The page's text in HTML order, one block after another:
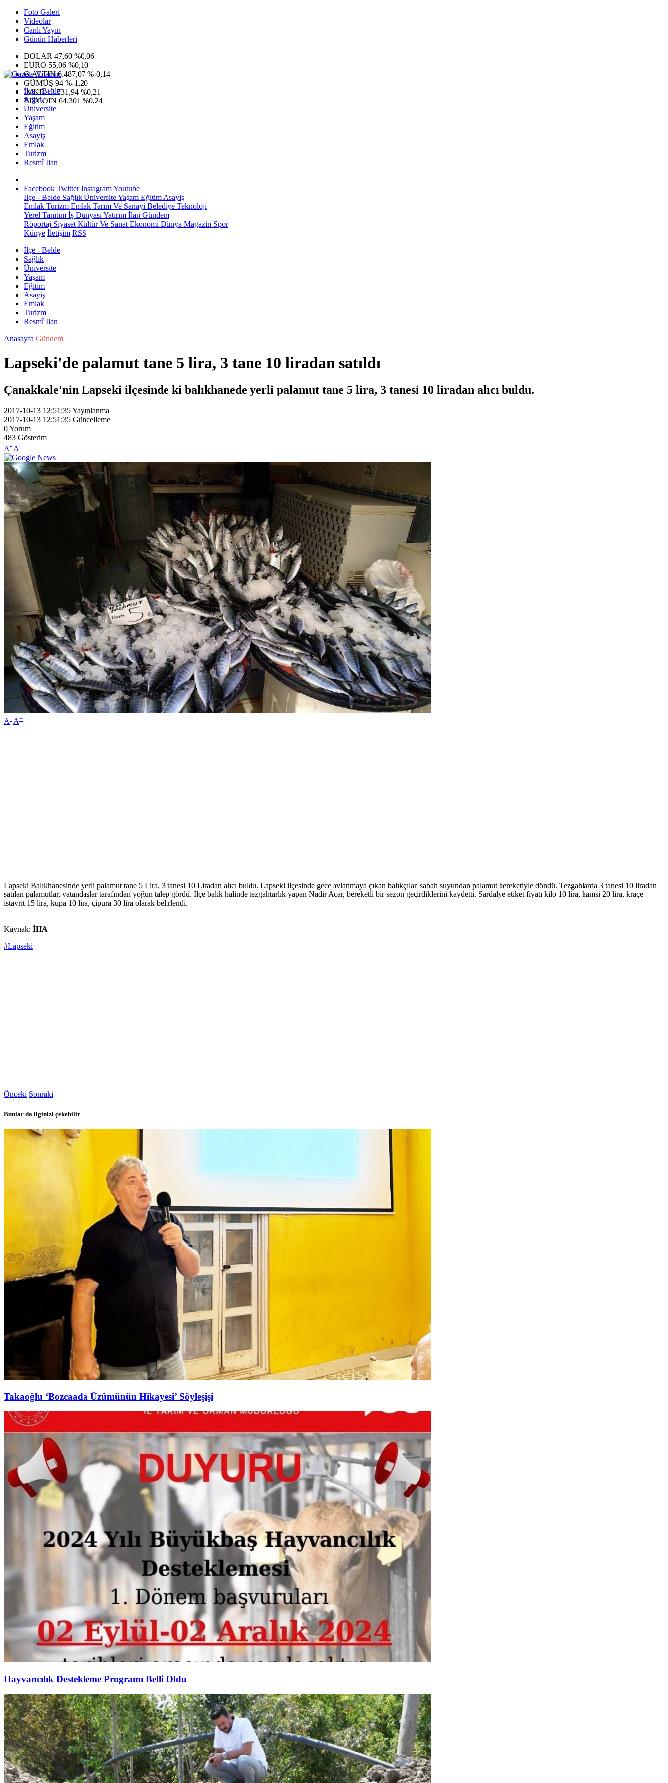
Foto Galeri
Videolar
Canlı Yayın
Günün Haberleri
DOLAR 47,60 %0,06
EURO 55,06 %0,10
G.ALTIN6.487,07 %-0,14
GÜMÜŞ 94 %-1,20
IMKB13.731,94 %0,21
BITCOIN 64.301 %0,24
İlçe - Belde
Sağlık
Üniversite
Yaşam
Eğitim
Asayiş
Emlak
Turizm
Resmî İlan
Facebook Twitter InstagramYoutube
İlçe - Belde Sağlık ÜniversiteYaşam Eğitim Asayiş
Emlak Turizm Emlak Tarım Ve Sanayi Belediye Teknoloji
Yerel Tanıtım İş Dünyası Yatırım İlan Gündem
Röportaj Siyaset Kültür Ve Sanat Ekonomi Dünya Magazin Spor
Künye İletişim RSS
İlçe - Belde
Sağlık
Üniversite
Yaşam
Eğitim
Asayiş
Emlak
Turizm
Resmî İlan
Anasayfa Gündem
Lapseki'de palamut tane 5 lira, 3 tane 10 liradan satıldı
Çanakkale'nin Lapseki ilçesinde ki balıkhanede yerli palamut tane 5 lira, 3 tanesi 10 liradan alıcı buldu.
2017-10-13 12:51:35Yayınlanma
2017-10-13 12:51:35 Güncelleme
0Yorum
483 Gösterim
A- A+
A- A+
Lapseki Balıkhanesinde yerli palamut tane 5 Lira, 3 tanesi 10 Liradan alıcı buldu. Lapseki ilçesinde gece avlanmaya çıkan balıkçılar, sabah suyundan palamut bereketiyle döndü. Tezgahlarda 3 tanesi 10 liradan
satılan palamutlar, vatandaşlar tarafından yoğun talep gördü. İlçe balık halinde tezgahtarlık yapan Nadir Acar, bereketli bir sezon geçirdiklerini kaydetti. Sardalye etiket fiyatı kilo 10 lira, hamsi 20 lira, kraçe
istavrit 15 lira, kupa 10 lira, çipura 30 lira olarak belirlendi.
Kaynak: İHA
#Lapseki
Önceki Sonraki
Bunlar da ilginizi çekebilir
Takaoğlu ‘Bozcaada Üzümünün Hikayesi’ Söyleşişi
Hayvancılık Destekleme Programı Belli Oldu